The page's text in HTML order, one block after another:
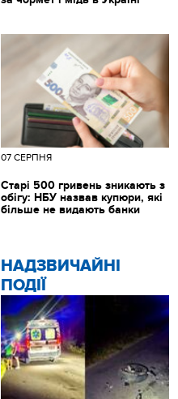
НАДЗВИЧАЙНІ
ПОДІЇ
07 СЕРПНЯ
Старі 500 гривень зникають з
обігу: НБУ назвав купюри, які
більше не видають банки